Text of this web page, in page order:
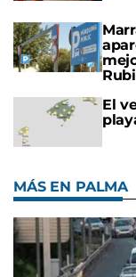
El
MÁS EN PALMA